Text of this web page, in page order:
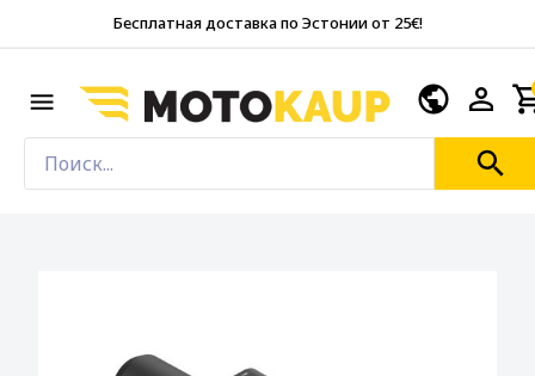
Бесплатная доставка по Эстонии от 25€!